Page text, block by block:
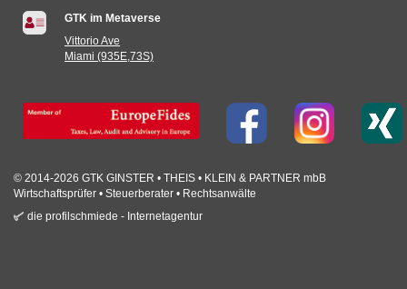
GTK im Metaverse
Vittorio Ave
Miami (935E,73S)
© 2014-2026 GTK GINSTER • THEIS • KLEIN & PARTNER mbB
Wirtschaftsprüfer • Steuerberater • Rechtsanwälte
die profilschmiede - Internetagentur